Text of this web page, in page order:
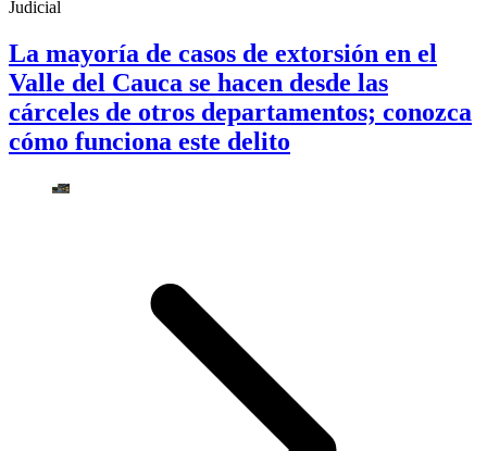
Judicial
La mayoría de casos de extorsión en el
Valle del Cauca se hacen desde las
cárceles de otros departamentos; conozca
cómo funciona este delito